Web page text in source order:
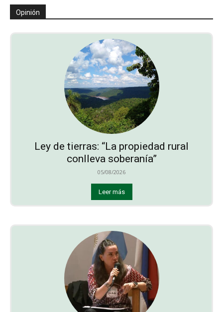
Opinión
Ley de tierras: “La propiedad rural
conlleva soberanía”
05/08/2026
Leer más